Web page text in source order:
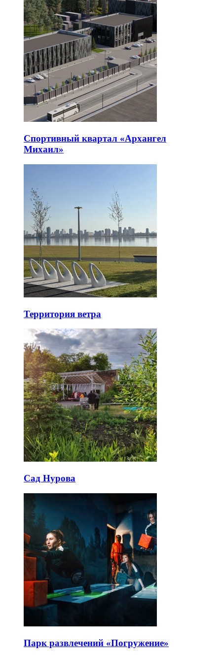
Спортивный квартал «Архангел
Михаил»
Территория ветра
Сад Нурова
Парк развлечений «Погружение»